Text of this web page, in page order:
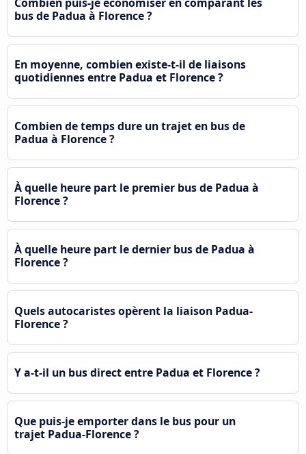
bus de Padua à Florence ?
En moyenne, combien existe-t-il de liaisons
quotidiennes entre Padua et Florence ?
Combien de temps dure un trajet en bus de
Padua à Florence ?
À quelle heure part le premier bus de Padua à
Florence ?
À quelle heure part le dernier bus de Padua à
Florence ?
Quels autocaristes opèrent la liaison Padua-
Florence ?
Y a-t-il un bus direct entre Padua et Florence ?
Que puis-je emporter dans le bus pour un
trajet Padua-Florence ?